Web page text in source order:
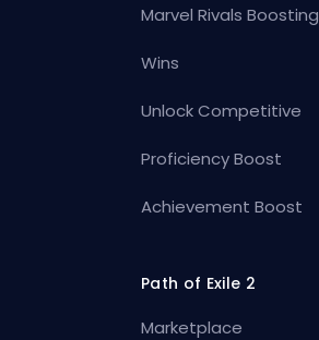
Marvel Rivals Boosting
Wins
Unlock Competitive
Proficiency Boost
Achievement Boost
Path of Exile 2
Marketplace